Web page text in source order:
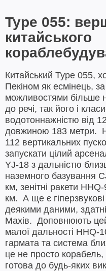
Type 055:
китайського
Китайський Type 055,
Пекіном як есмінець,
можливостями більше
до речі, так його і
водотоннажністю від
довжиною 183 метри.
112 вертикальних
запускати цілий
YJ-18 з дальністю
наземного базування
км, зенітні ракети
км. А ще є
деякими даними,
Махів. Доповнюють
малої дальності HHQ-
гармата та система
це не просто
готова до будь-яких